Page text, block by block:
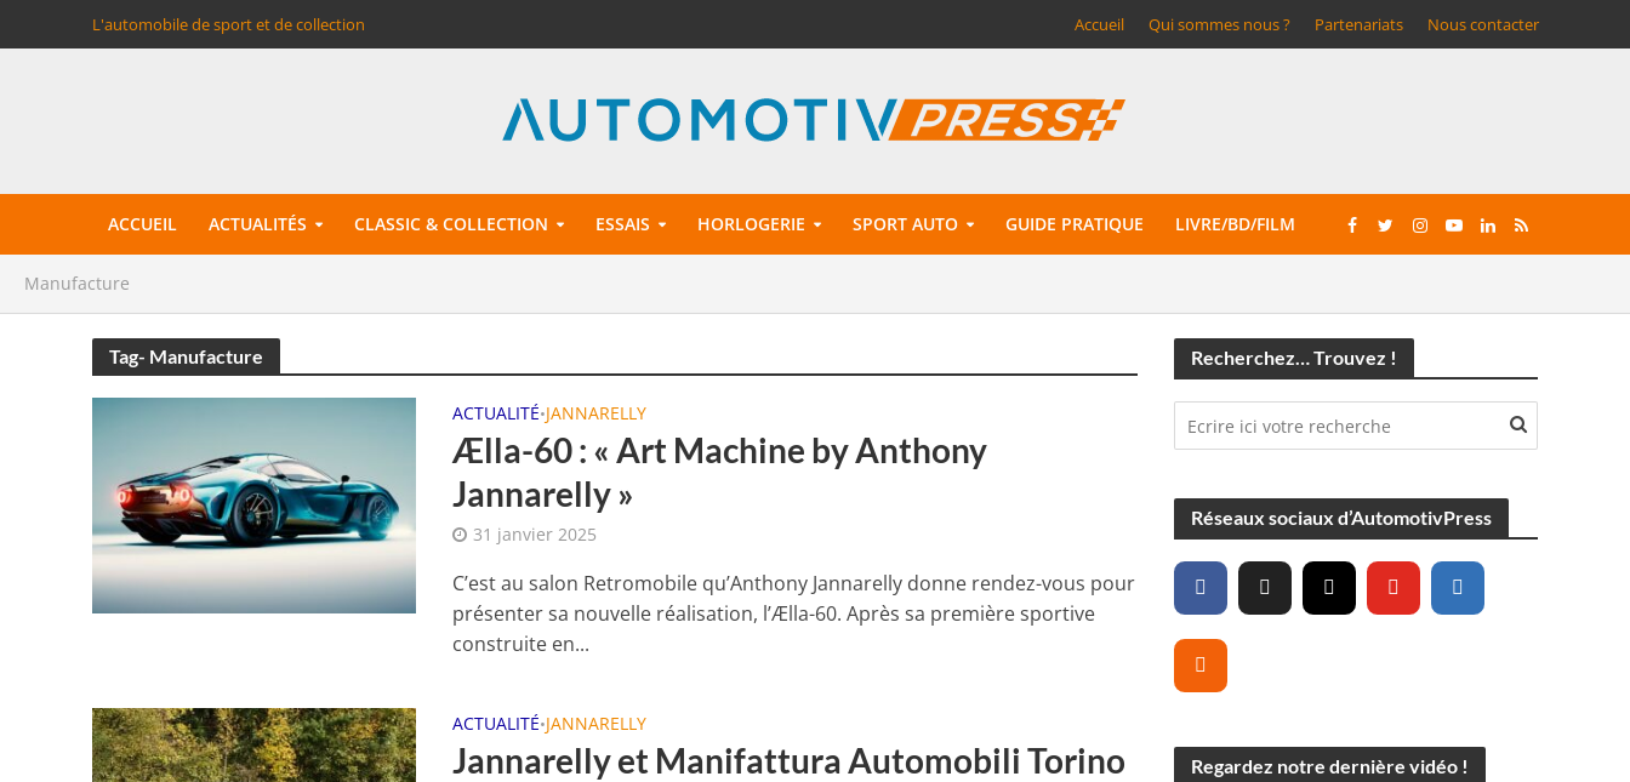
L'automobile de sport et de collection Accueil Qui sommes nous ? Partenariats Nous contacter
ACCUEIL ACTUALITÉS CLASSIC & COLLECTION ESSAIS HORLOGERIE SPORT AUTO GUIDE PRATIQUE LIVRE/BD/FILM
Manufacture
Tag- Manufacture
ACTUALITÉ•JANNARELLY
Ælla-60 : « Art Machine by Anthony
Jannarelly »
31 janvier 2025
C’est au salon Retromobile qu’Anthony Jannarelly donne rendez-vous pour
présenter sa nouvelle réalisation, l’Ælla-60. Après sa première sportive
construite en...
ACTUALITÉ•JANNARELLY
Jannarelly et Manifattura Automobili Torino
Recherchez… Trouvez !
Réseaux sociaux d’AutomotivPress
Regardez notre dernière vidéo !